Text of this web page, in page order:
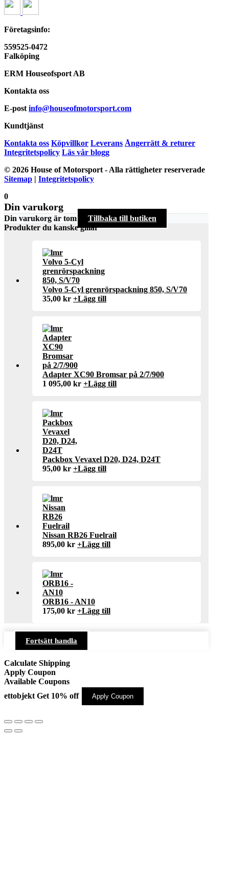
Företagsinfo:
559525-0472
Falköping
ERM Houseofsport AB
Kontakta oss
E-post info@houseofmotorsport.com
Kundtjänst
Kontakta oss Köpvillkor Leverans Ångerrätt & returer
Integritetspolicy Läs vår blogg
© 2026 House of Motorsport - Alla rättigheter reserverade
Sitemap | Integritetspolicy
0
Din varukorg
Din varukorg är tom
Tillbaka till butiken
Produkter du kanske gillar
Volvo 5-Cyl grenrörspackning 850, S/V70
35,00 kr +Lägg till
Adapter XC90 Bromsar på 2/7/900
1 095,00 kr +Lägg till
Packbox Vevaxel D20, D24, D24T
95,00 kr +Lägg till
Nissan RB26 Fuelrail
895,00 kr +Lägg till
ORB16 - AN10
175,00 kr +Lägg till
Fortsätt handla
Calculate Shipping
Apply Coupon
Available Coupons
ettobjekt Get 10% off Apply Coupon